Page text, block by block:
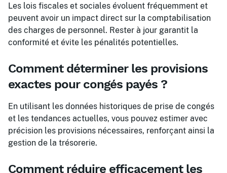
Les lois fiscales et sociales évoluent fréquemment et
peuvent avoir un impact direct sur la comptabilisation
des charges de personnel. Rester à jour garantit la
conformité et évite les pénalités potentielles.
Comment déterminer les provisions
exactes pour congés payés ?
En utilisant les données historiques de prise de congés
et les tendances actuelles, vous pouvez estimer avec
précision les provisions nécessaires, renforçant ainsi la
gestion de la trésorerie.
Comment réduire efficacement les